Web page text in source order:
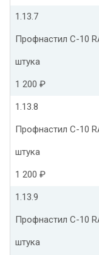
1.13.7
Профнастил С-10
штука
1 200 ₽
1.13.8
Профнастил С-10
штука
1 200 ₽
1.13.9
Профнастил С-10
штука